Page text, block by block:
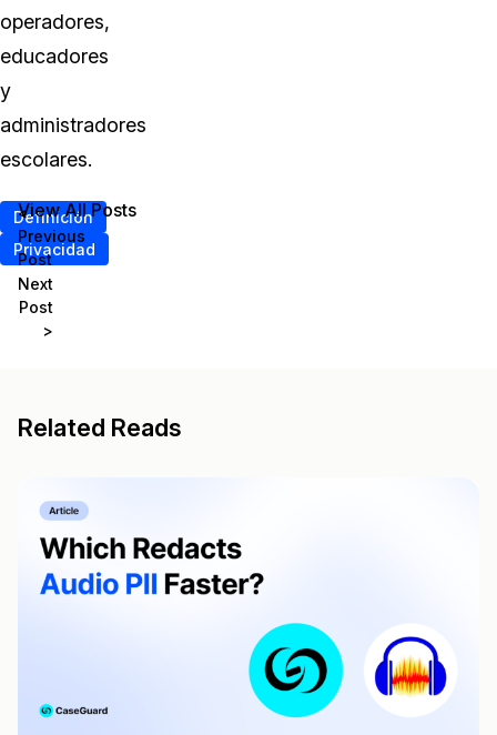
operadores,
educadores
y
administradores
escolares.
Definición
Privacidad
<
Previous
Post
Next
Post
>
View All Posts
Related Reads